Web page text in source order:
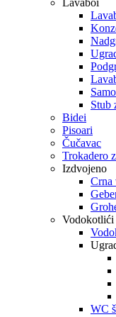
Lavaboi
Stub
Bidei
Pisoari
Čučavac
Trokadero
Izdvojeno
Crna
Vodokotlići
WC